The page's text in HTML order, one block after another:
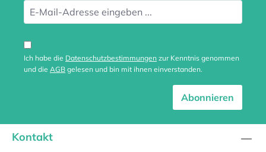
Ich habe die Datenschutzbestimmungen zur Kenntnis genommen
und die AGB gelesen und bin mit ihnen einverstanden.
Abonnieren
Kontakt